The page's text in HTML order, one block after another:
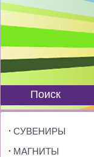
Поиск
СУВЕНИРЫ
МАГНИТЫ